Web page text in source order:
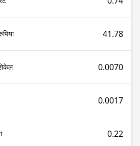
41.78
0.0070
0.0017
0.22